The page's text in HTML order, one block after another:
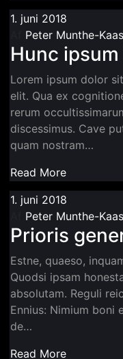
1. juni 2018
Peter Munthe-Kaas
Hunc
Lorem ipsum dolor
elit. Qua ex
rerum
discessimus. Cave
quam nostram…
Read More
1. juni 2018
Peter Munthe-Kaas
Prioris
Estne, quaeso,
Quodsi ipsam
absolutam. Reguli
Ennius: Nimium boni
de…
Read More